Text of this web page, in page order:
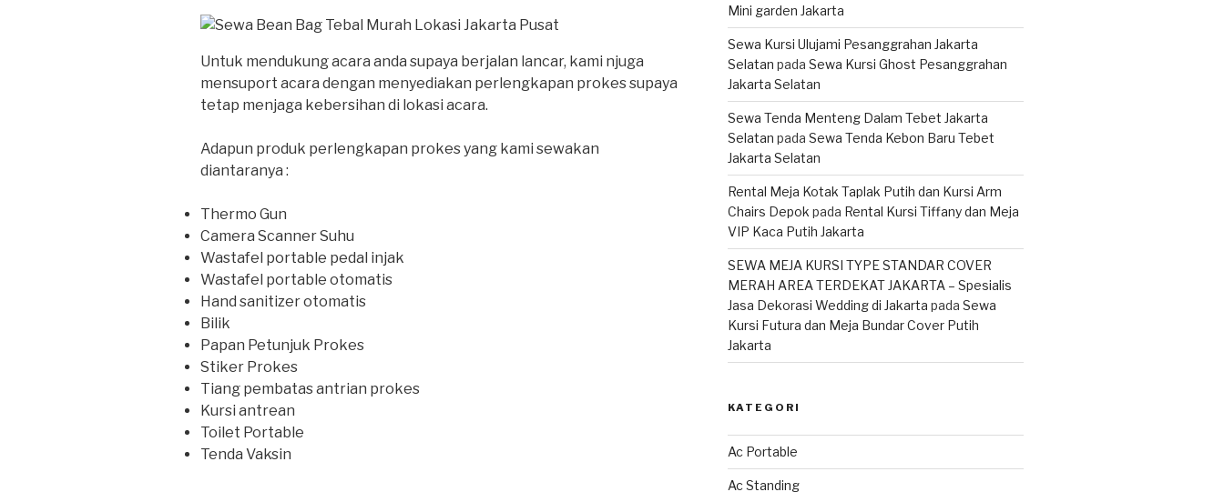
Untuk mendukung acara anda supaya berjalan lancar, kami njuga
mensuport acara dengan menyediakan perlengkapan prokes supaya
tetap menjaga kebersihan di lokasi acara.
Adapun produk perlengkapan prokes yang kami sewakan
diantaranya :
Thermo Gun
Camera Scanner Suhu
Wastafel portable pedal injak
Wastafel portable otomatis
Hand sanitizer otomatis
Bilik
Papan Petunjuk Prokes
Stiker Prokes
Tiang pembatas antrian prokes
Kursi antrean
Toilet Portable
Tenda Vaksin
Mini garden Jakarta
Sewa Kursi Ulujami Pesanggrahan Jakarta
Selatan pada Sewa Kursi Ghost Pesanggrahan
Jakarta Selatan
Sewa Tenda Menteng Dalam Tebet Jakarta
Selatan pada Sewa Tenda Kebon Baru Tebet
Jakarta Selatan
Rental Meja Kotak Taplak Putih dan Kursi Arm
Chairs Depok pada Rental Kursi Tiffany dan Meja
VIP Kaca Putih Jakarta
SEWA MEJA KURSI TYPE STANDAR COVER
MERAH AREA TERDEKAT JAKARTA – Spesialis
Jasa Dekorasi Wedding di Jakarta pada Sewa
Kursi Futura dan Meja Bundar Cover Putih
Jakarta
KATEGORI
Ac Portable
Ac Standing